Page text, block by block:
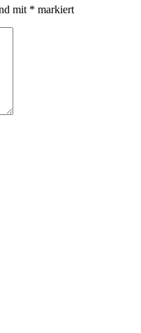
mit * markiert